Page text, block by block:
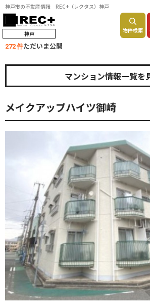
神戸市の不動産情報 REC+（レクタス）神戸
神戸 物件検索
272 件ただいま公開
メイクアップハイツ御崎
マンション情報一覧を